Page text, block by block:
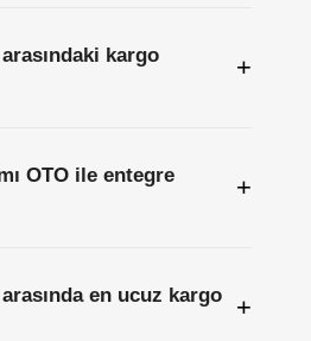
kargo
+
OTO ile entegre
+
en ucuz kargo
+